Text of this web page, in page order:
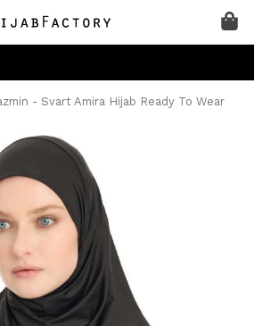
- Svart Amira Hijab Ready To Wear